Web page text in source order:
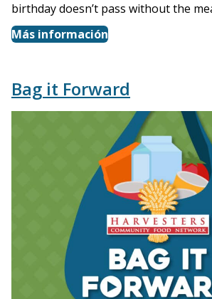
birthday doesn’t pass without the
Más información
Bag it Forward